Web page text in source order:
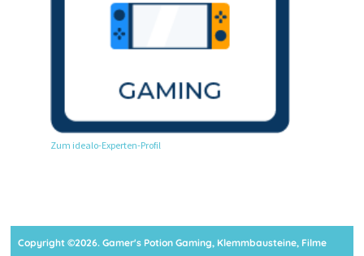
Zum idealo-Experten-Profil
Copyright ©2026. Gamer's Potion Gaming, Klemmbausteine, Filme